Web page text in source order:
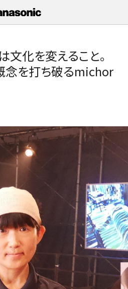
化を変えること。
念を打ち破るmichor